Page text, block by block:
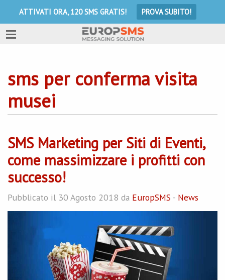
ATTIVATI ORA, 120 SMS GRATIS! PROVA SUBITO!
sms per conferma visita
musei
SMS Marketing per Siti di Eventi,
come massimizzare i profitti con
successo!
Pubblicato il 30 Agosto 2018 da EuropSMS - News